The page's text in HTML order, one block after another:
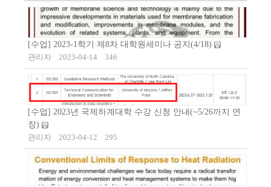
[수업] 2023-1학기 제8차 대학원세미나 공지(4/18)
관리자
2023-04-14 346
[수업] 2023년 국제하계대학 수강 신청 안내(~5/26까지 연
장)
관리자
2023-04-12 295